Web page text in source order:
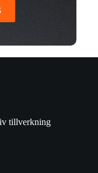
tillverkning